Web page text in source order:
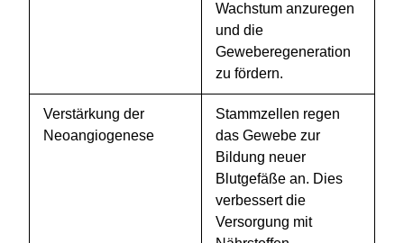
Wachstum anzuregen
und die
Geweberegeneration
zu fördern.
Verstärkung der
Neoangiogenese
Stammzellen regen
das Gewebe zur
Bildung neuer
Blutgefäße an. Dies
verbessert die
Versorgung mit